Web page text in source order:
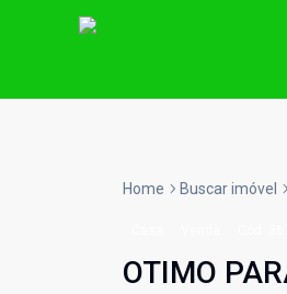
Home Buscar imóvel
OTIMO